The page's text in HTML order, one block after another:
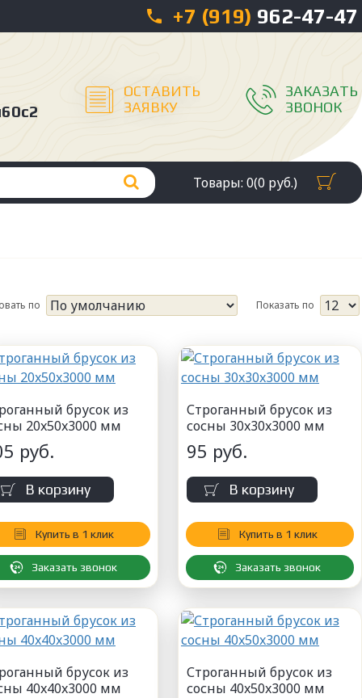
+7 (919) 962-47-47
ОСТАВИТЬ
ЗАЯВКУ
ЗАКАЗАТЬ
ЗВОНОК
Товары: 0(0 руб.)
по Показать по
брусок из
20x50x3000 мм
руб.
В корзину
Купить в 1 клик
Заказать звонок
Строганный брусок из
сосны 30x30x3000 мм
95 руб.
В корзину
Купить в 1 клик
Заказать звонок
брусок из
40x40x3000 мм
Строганный брусок из
сосны 40x50x3000 мм